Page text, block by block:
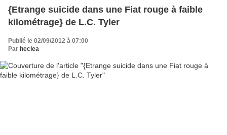
{Etrange suicide dans une Fiat rouge à faible
kilométrage} de L.C. Tyler
Publié le 02/09/2012 à 07:00
Par heclea